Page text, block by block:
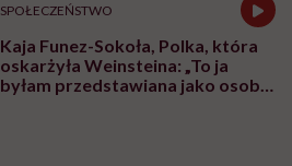
SPOŁECZEŃSTWO
Kaja Funez-Sokoła, Polka, która
oskarżyła Weinsteina: „To ja
byłam przedstawiana jako osoba,